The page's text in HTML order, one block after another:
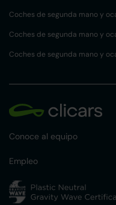
Coches de segunda mano y
Coches de segunda mano y
Coches de segunda mano y
Conoce al equipo
Empleo